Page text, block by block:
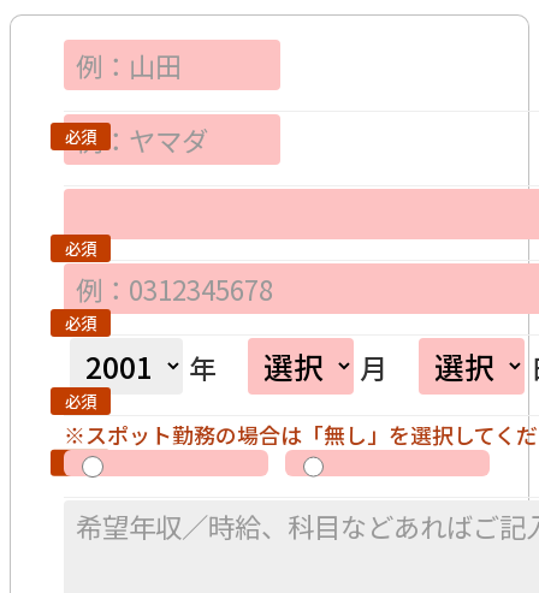
年 月
※スポット勤務の場合は「無し」を選択してく